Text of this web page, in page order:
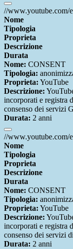
//
Nome
Tipologia
Proprieta
Descrizione
Durata
Nome: CONSENT
Tipologia:
Proprieta: YouTube
Descrizione:
incorporati e registra
consenso dei servizi
Durata: 2 anni
//
Nome
Tipologia
Proprieta
Descrizione
Durata
Nome: CONSENT
Tipologia:
Proprieta: YouTube
Descrizione:
incorporati e registra
consenso dei servizi
Durata: 2 anni